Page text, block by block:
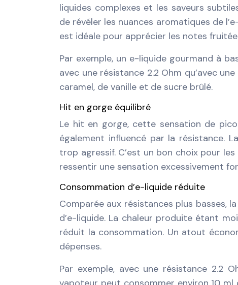
liquides complexes et les saveurs
de révéler les nuances aromatiques de
est idéale pour apprécier les notes
Par exemple, un e-liquide gourmand à
avec une résistance 2.2 Ohm qu’avec
caramel, de vanille et de sucre brûlé.
Hit en gorge équilibré
Le hit en gorge, cette sensation de
également influencé par la résistance.
trop agressif. C’est un bon choix pour
ressentir une sensation excessivement
Consommation d’e-liquide réduite
Comparée aux résistances plus basses,
d’e-liquide. La chaleur produite étant
réduit la consommation. Un atout
dépenses.
Par exemple, avec une résistance 2.2